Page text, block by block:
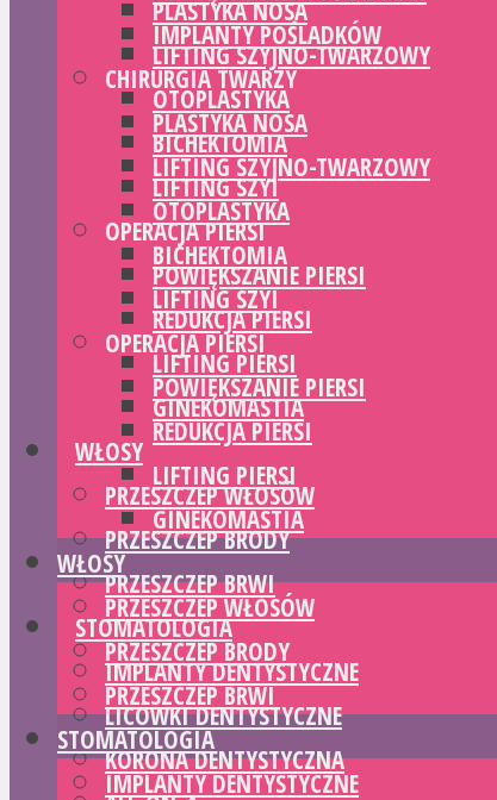
PLASTYKA NOSA
LIFTING SZYJNO-TWARZOWY
OTOPLASTYKA
BICHEKTOMIA
LIFTING SZYI
OPERACJA PIERSI
POWIĘKSZANIE PIERSI
REDUKCJA PIERSI
LIFTING PIERSI
GINEKOMASTIA
WŁOSY
PRZESZCZEP WŁOSÓW
PRZESZCZEP BRODY
PRZESZCZEP BRWI
STOMATOLOGIA
IMPLANTY DENTYSTYCZNE
LICÓWKI DENTYSTYCZNE
KORONA DENTYSTYCZNA
IMPLANTY POŚLADKÓW
CHIRURGIA TWARZY
PLASTYKA NOSA
LIFTING SZYJNO-TWARZOWY
OTOPLASTYKA
BICHEKTOMIA
LIFTING SZYI
OPERACJA PIERSI
POWIĘKSZANIE PIERSI
REDUKCJA PIERSI
LIFTING PIERSI
GINEKOMASTIA
WŁOSY
PRZESZCZEP WŁOSÓW
PRZESZCZEP BRODY
PRZESZCZEP BRWI
STOMATOLOGIA
IMPLANTY DENTYSTYCZNE